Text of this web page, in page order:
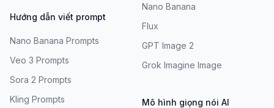
Hướng dẫn viết prompt
Nano Banana Prompts
Veo 3 Prompts
Sora 2 Prompts
Kling Prompts
Nano Banana
Flux
GPT Image 2
Grok Imagine Image
Mô hình giọng nói AI